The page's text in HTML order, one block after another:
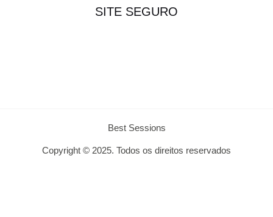
SITE SEGURO
Best Sessions
Copyright © 2025. Todos os direitos reservados